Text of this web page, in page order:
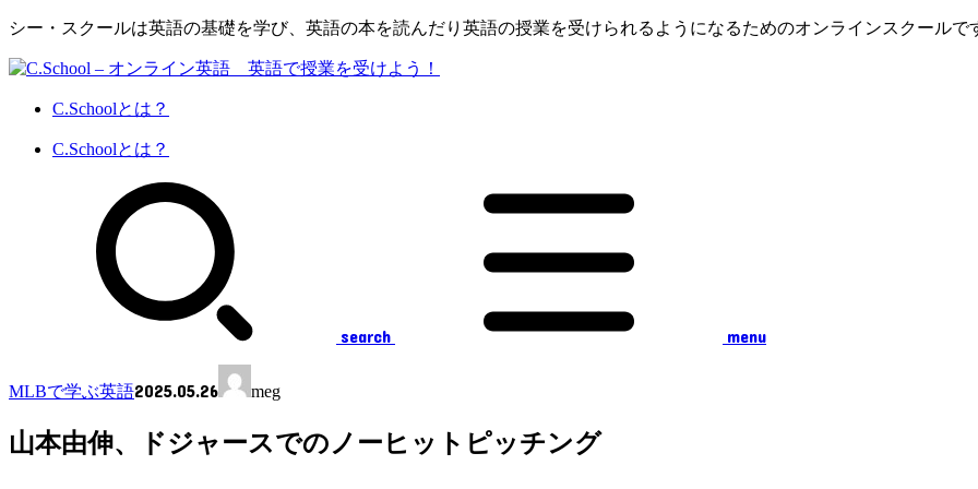
シー・スクールは英語の基礎を学び、英語の本を読んだり英語の授業を受けられるようになるためのオンラインスクールで
C.Schoolとは？
C.Schoolとは？
search menu
MLBで学ぶ英語2025.05.26 meg
山本由伸、ドジャースでのノーヒットピッチング